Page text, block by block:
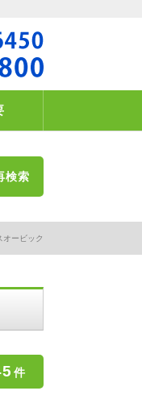
検索
ービック
件